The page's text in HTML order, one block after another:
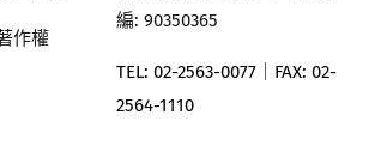
作權
編: 90350365
TEL: 02-2563-0077｜ FAX: 02-
2564-1110